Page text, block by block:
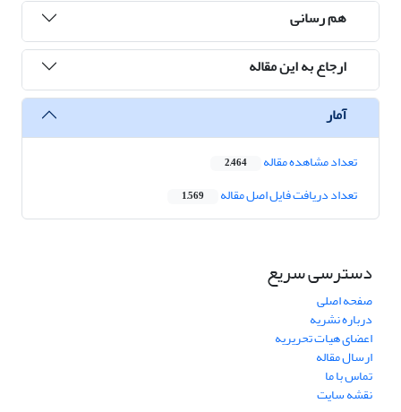
هم رسانی
ارجاع به این مقاله
آمار
تعداد مشاهده مقاله 2,464
تعداد دریافت فایل اصل مقاله 1,569
دسترسی سریع
صفحه اصلی
درباره نشریه
اعضای هیات تحریریه
ارسال مقاله
تماس با ما
نقشه سایت